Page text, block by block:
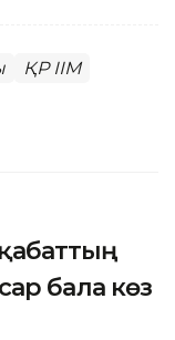
ҚР ІІМ
бала көз